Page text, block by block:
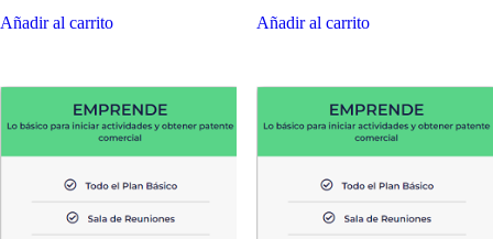
Añadir al carrito Añadir al carrito